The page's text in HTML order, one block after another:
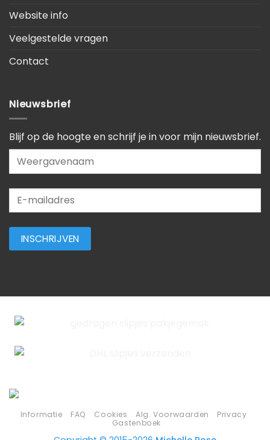
Website info
Veelgestelde vragen
Contact
Nieuwsbrief
Blijf op de hoogte en schrijf je in voor mijn nieuwsbrief.
Informatie FAQ Cookies Alg. Voorwaarden
Privacy
Gastenboek